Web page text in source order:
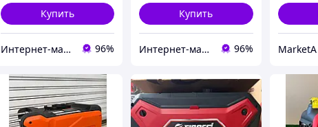
Купить
Интернет-магазин "Mr.Tools" 96%
Купить
Интернет-магазин "Mr.Tools" 96%